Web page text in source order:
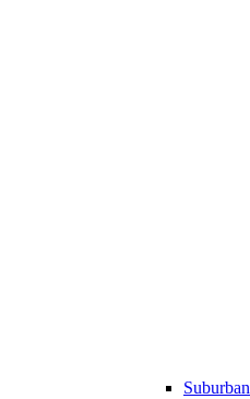
Suburban